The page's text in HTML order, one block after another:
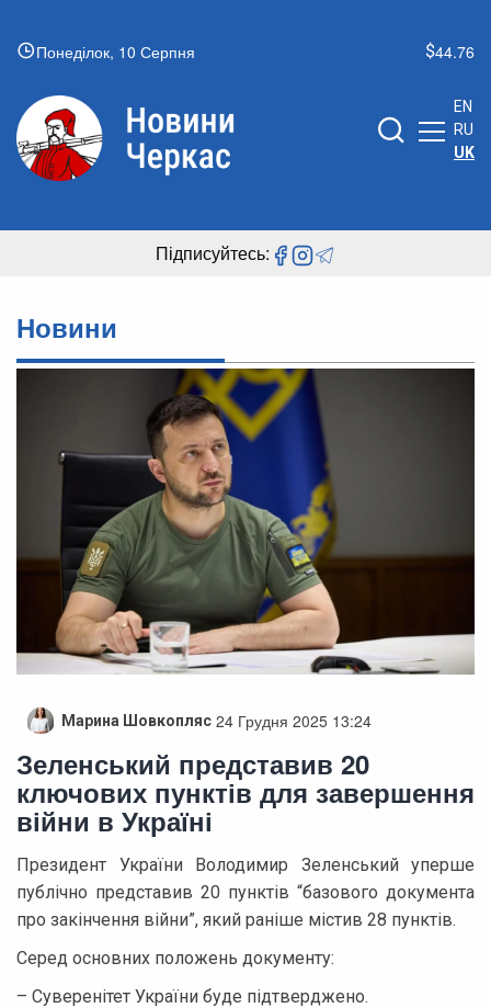
Понеділок, 10 Серпня 44.76
EN
RU
UK
Підписуйтесь:
Новини
Марина Шовкопляс 24 Грудня 2025 13:24
Зеленський представив 20
ключових пунктів для завершення
війни в Україні
Президент України Володимир Зеленський уперше
публічно представив 20 пунктів “базового документа
про закінчення війни”, який раніше містив 28 пунктів.
Серед основних положень документу:
– Суверенітет України буде підтверджено.